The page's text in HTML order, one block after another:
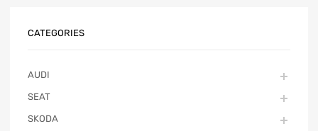
CATEGORIES
AUDI
SEAT
SKODA